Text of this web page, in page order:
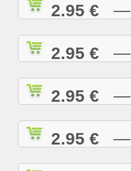
2.95 € —
2.95 € —
2.95 € —
2.95 € —